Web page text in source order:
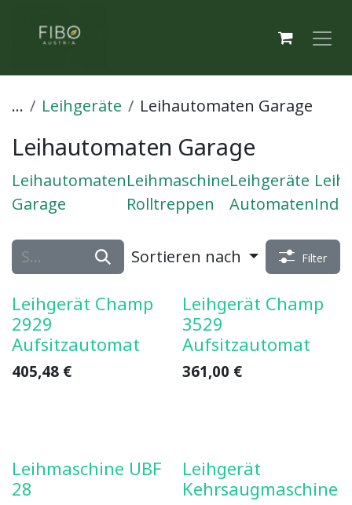
... Leihgeräte Leihautomaten Garage
Leihautomaten Garage
Leihautomaten
Garage
Leihmaschine
Rolltreppen
Leihgeräte
Automaten
Sortieren nach Filter
Leihgerät Champ
2929
Aufsitzautomat
405,48 €
Leihgerät Champ
3529
Aufsitzautomat
361,00 €
Leihmaschine UBF
28
Leihgerät
Kehrsaugmaschine